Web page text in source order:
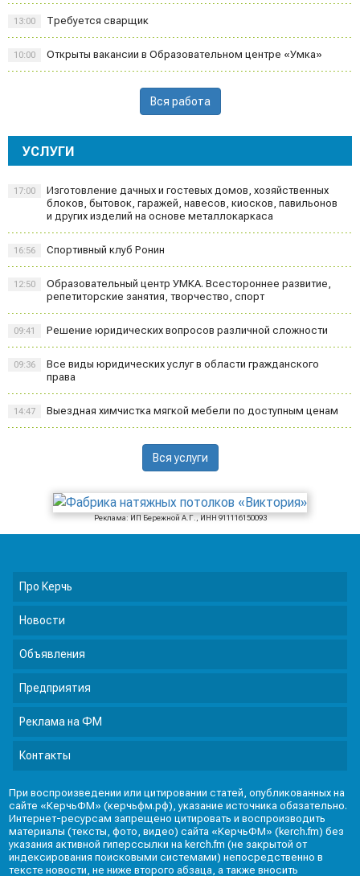
Требуется сварщик
13:00
Открыты вакансии в Образовательном центре «Умка»
10:00
Вся работа
УСЛУГИ
Изготовление дачных и гостевых домов, хозяйственных
блоков, бытовок, гаражей, навесов, киосков, павильонов
и других изделий на основе металлокаркаса
17:00
Спортивный клуб Ронин
16:56
Образовательный центр УМКА. Всестороннее развитие,
репетиторские занятия, творчество, спорт
12:50
Решение юридических вопросов различной сложности
09:41
Все виды юридических услуг в области гражданского
права
09:36
Выездная химчистка мягкой мебели по доступным ценам
14:47
Вся услуги
Реклама: ИП Бережной А.Г., ИНН 911116150093
Про Керчь
Новости
Объявления
Предприятия
Реклама на ФМ
Контакты
При воспроизведении или цитировании статей, опубликованных на
сайте «КерчьФМ» (керчьфм.рф), указание источника обязательно.
Интернет-ресурсам запрещено цитировать и воспроизводить
материалы (тексты, фото, видео) сайта «КерчьФМ» (kerch.fm) без
указания активной гиперссылки на kerch.fm (не закрытой от
индексирования поисковыми системами) непосредственно в
тексте новости, не ниже второго абзаца, а также вносить